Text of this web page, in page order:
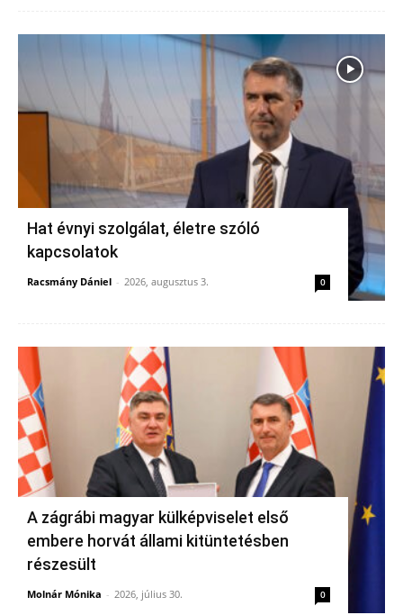
Hat évnyi szolgálat, életre szóló
kapcsolatok
Racsmány Dániel - 2026, augusztus 3. 0
A zágrábi magyar külképviselet első
embere horvát állami kitüntetésben
részesült
Molnár Mónika - 2026, július 30. 0